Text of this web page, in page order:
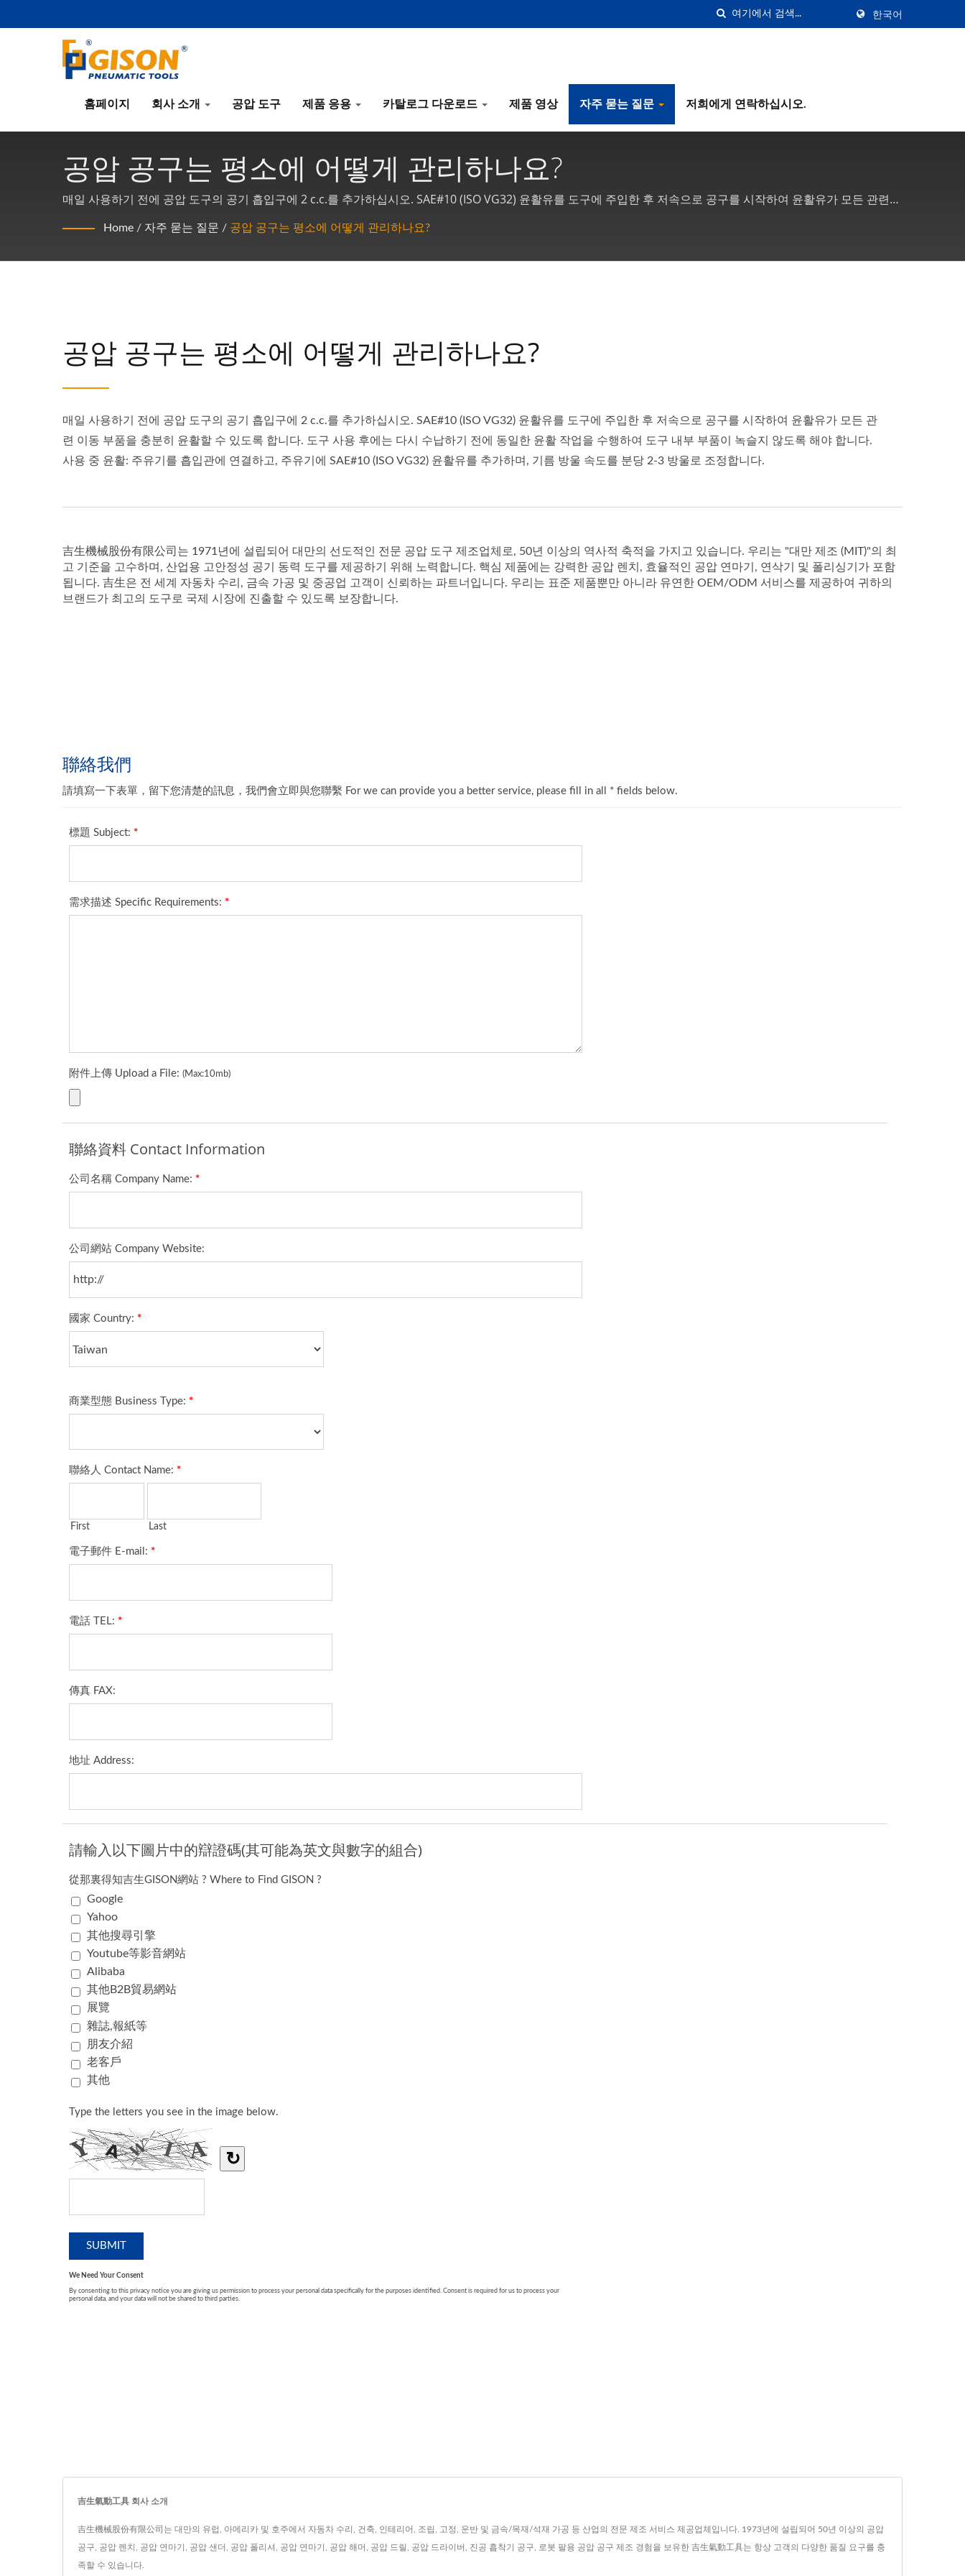
한국어
홈페이지 회사 소개 공압 도구 제품 응용 카탈로그 다운로드 제품 영상 자주 묻는 질문 저희에게 연락하십시오.
공압 공구는 평소에 어떻게 관리하나요?
매일 사용하기 전에 공압 도구의 공기 흡입구에 2 c.c.를 추가하십시오. SAE#10 (ISO VG32) 윤활유를 도구에 주입한 후 저속으로 공구를 시작하여 윤활유가 모든 관련
이동 부품을 충분히 윤활할 수 있도록 합니다. 도구 사용 후에는 다시 수납하기 전에 동일한 윤활 작업을 수행하여 도구 내부 부품이 녹슬지 않도록 해야 합니다. 사용 중
Home / 자주 묻는 질문 / 공압 공구는 평소에 어떻게 관리하나요?
공압 공구는 평소에 어떻게 관리하나요?
매일 사용하기 전에 공압 도구의 공기 흡입구에 2 c.c.를 추가하십시오. SAE#10 (ISO VG32) 윤활유를 도구에 주입한 후 저속으로 공구를 시작하여 윤활유가 모든 관
련 이동 부품을 충분히 윤활할 수 있도록 합니다. 도구 사용 후에는 다시 수납하기 전에 동일한 윤활 작업을 수행하여 도구 내부 부품이 녹슬지 않도록 해야 합니다.
사용 중 윤활: 주유기를 흡입관에 연결하고, 주유기에 SAE#10 (ISO VG32) 윤활유를 추가하며, 기름 방울 속도를 분당 2-3 방울로 조정합니다.
吉生機械股份有限公司는 1971년에 설립되어 대만의 선도적인 전문 공압 도구 제조업체로, 50년 이상의 역사적 축적을 가지고 있습니다. 우리는 "대만 제조 (MIT)"의 최
고 기준을 고수하며, 산업용 고안정성 공기 동력 도구를 제공하기 위해 노력합니다. 핵심 제품에는 강력한 공압 렌치, 효율적인 공압 연마기, 연삭기 및 폴리싱기가 포함
됩니다. 吉生은 전 세계 자동차 수리, 금속 가공 및 중공업 고객이 신뢰하는 파트너입니다. 우리는 표준 제품뿐만 아니라 유연한 OEM/ODM 서비스를 제공하여 귀하의
브랜드가 최고의 도구로 국제 시장에 진출할 수 있도록 보장합니다.
吉生氣動工具 회사 소개
吉生機械股份有限公司는 대만의 유럽, 아메리카 및 호주에서 자동차 수리, 건축, 인테리어, 조립, 고정, 운반 및 금속/목재/석재 가공 등 산업의 전문 제조 서비스 제공업체입니다. 1973년에 설립되어 50년 이상의 공압
공구, 공압 렌치, 공압 연마기, 공압 샌더, 공압 폴리셔, 공압 연마기, 공압 해머, 공압 드릴, 공압 드라이버, 진공 흡착기 공구, 로봇 팔용 공압 공구 제조 경험을 보유한 吉生氣動工具는 항상 고객의 다양한 품질 요구를 충
족할 수 있습니다.